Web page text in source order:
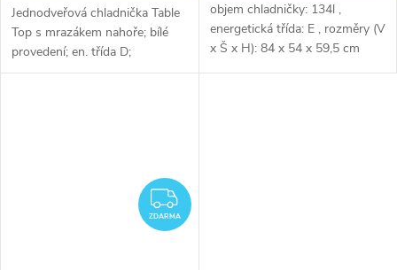
Jednodveřová chladnička Table
Top s mrazákem nahoře; bílé
provedení; en. třída D;
klimatická třída N-T; hlučnost
objem chladničky: 134l ,
energetická třída: E , rozměry (V
x Š x H): 84 x 54 x 59,5 cm
ZDARMA
ZDARMA